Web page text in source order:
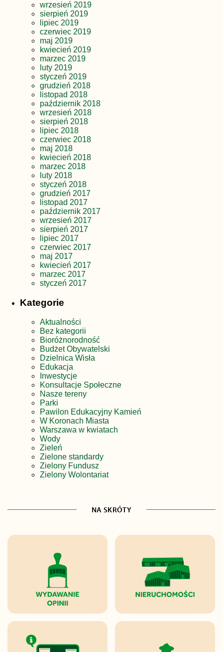
wrzesień 2019
sierpień 2019
lipiec 2019
czerwiec 2019
maj 2019
kwiecień 2019
marzec 2019
luty 2019
styczeń 2019
grudzień 2018
listopad 2018
październik 2018
wrzesień 2018
sierpień 2018
lipiec 2018
czerwiec 2018
maj 2018
kwiecień 2018
marzec 2018
luty 2018
styczeń 2018
grudzień 2017
listopad 2017
październik 2017
wrzesień 2017
sierpień 2017
lipiec 2017
czerwiec 2017
maj 2017
kwiecień 2017
marzec 2017
styczeń 2017
Kategorie
Aktualności
Bez kategorii
Bioróżnorodność
Budżet Obywatelski
Dzielnica Wisła
Edukacja
Inwestycje
Konsultacje Społeczne
Nasze tereny
Parki
Pawilon Edukacyjny Kamień
W Koronach Miasta
Warszawa w kwiatach
Wody
Zieleń
Zielone standardy
Zielony Fundusz
Zielony Wolontariat
NA SKRÓTY